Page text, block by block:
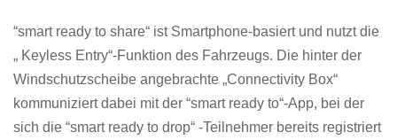
“smart ready to share“ ist Smartphone-basiert und nutzt die
„ Keyless Entry“-Funktion des Fahrzeugs. Die hinter der
Windschutzscheibe angebrachte „Connectivity Box“
kommuniziert dabei mit der “smart ready to“-App, bei der
sich die “smart ready to drop“ -Teilnehmer bereits registriert